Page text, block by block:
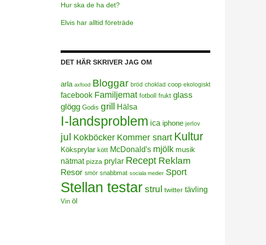
Hur ska de ha det?
Elvis har alltid företräde
DET HÄR SKRIVER JAG OM
arla axfood Bloggar bröd choklad coop ekologiskt
facebook Familjemat fotboll frukt glass
glögg Godis grill Hälsa
I-landsproblem ica iphone jerlov
jul Kokböcker Kommer snart Kultur
Köksprylar kött McDonald's mjölk musik
nätmat pizza prylar Recept Reklam
Resor smör snabbmat sociala medier Sport
Stellan testarstrul twitter tävling
Vin öl